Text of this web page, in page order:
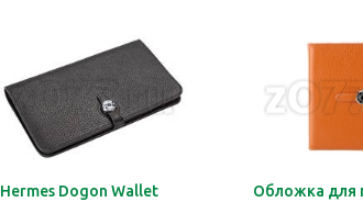
Hermes Dogon Wallet
Обложка для